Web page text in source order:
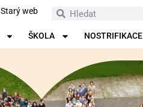
Starý web
ŠKOLA NOSTRIFIKACE